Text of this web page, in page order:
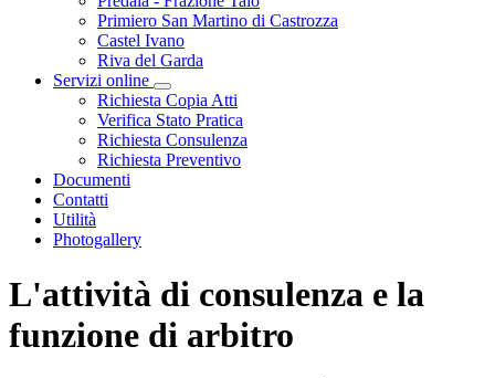
Primiero San Martino di Castrozza
Castel Ivano
Riva del Garda
Servizi online
Visualizza menù di secondo livello
Richiesta Copia Atti
Verifica Stato Pratica
Richiesta Consulenza
Richiesta Preventivo
Documenti
Contatti
Utilità
Photogallery
L'attività di consulenza e la
funzione di arbitro